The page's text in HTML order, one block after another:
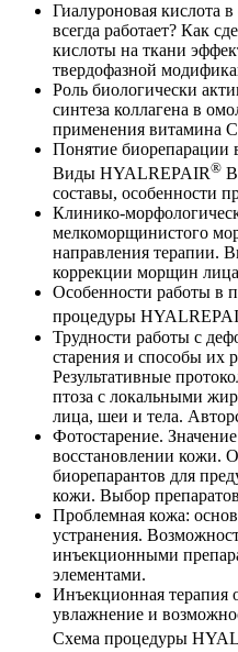
Гиалуроновая кислота
всегда работает? Как
кислоты на ткани
твердофазной
Роль биологически
синтеза коллагена в
применения витамина
Понятие биорепарации
Виды HYALREPAIR®
составы, особенности
Клинико-
мелкоморщинистого
направления терапии.
коррекции морщин
Особенности работы в
процедуры
Трудности работы с
старения и способы их
Результативные
птоза с локальными
лица, шеи и тела.
Фотостарение.
восстановлении кожи.
биорепарантов для
кожи. Выбор
Проблемная кожа:
устранения.
инъекционными
элементами.
Инъекционная терапия
увлажнение и
Схема процедуры